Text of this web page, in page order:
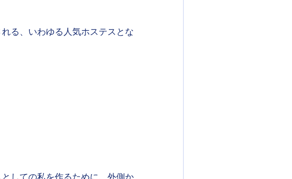
る、いわゆる人気ホステスとな